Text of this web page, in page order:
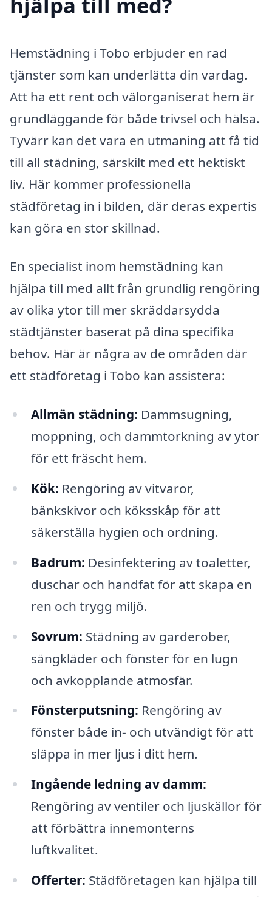
Hemstädning i Tobo erbjuder en rad
tjänster som kan underlätta din vardag.
Att ha ett rent och välorganiserat hem är
grundläggande för både trivsel och hälsa.
Tyvärr kan det vara en utmaning att få tid
till all städning, särskilt med ett hektiskt
liv. Här kommer professionella
städföretag in i bilden, där deras expertis
kan göra en stor skillnad.
En specialist inom hemstädning kan
hjälpa till med allt från grundlig rengöring
av olika ytor till mer skräddarsydda
städtjänster baserat på dina specifika
behov. Här är några av de områden där
ett städföretag i Tobo kan assistera:
Allmän städning: Dammsugning,
moppning, och dammtorkning av ytor
för ett fräscht hem.
Kök: Rengöring av vitvaror,
bänkskivor och köksskåp för att
säkerställa hygien och ordning.
Badrum: Desinfektering av toaletter,
duschar och handfat för att skapa en
ren och trygg miljö.
Sovrum: Städning av garderober,
sängkläder och fönster för en lugn
och avkopplande atmosfär.
Fönsterputsning: Rengöring av
fönster både in- och utvändigt för att
släppa in mer ljus i ditt hem.
Ingående ledning av damm:
Rengöring av ventiler och ljuskällor för
att förbättra innemonterns
luftkvalitet.
Offerter: Städföretagen kan hjälpa till